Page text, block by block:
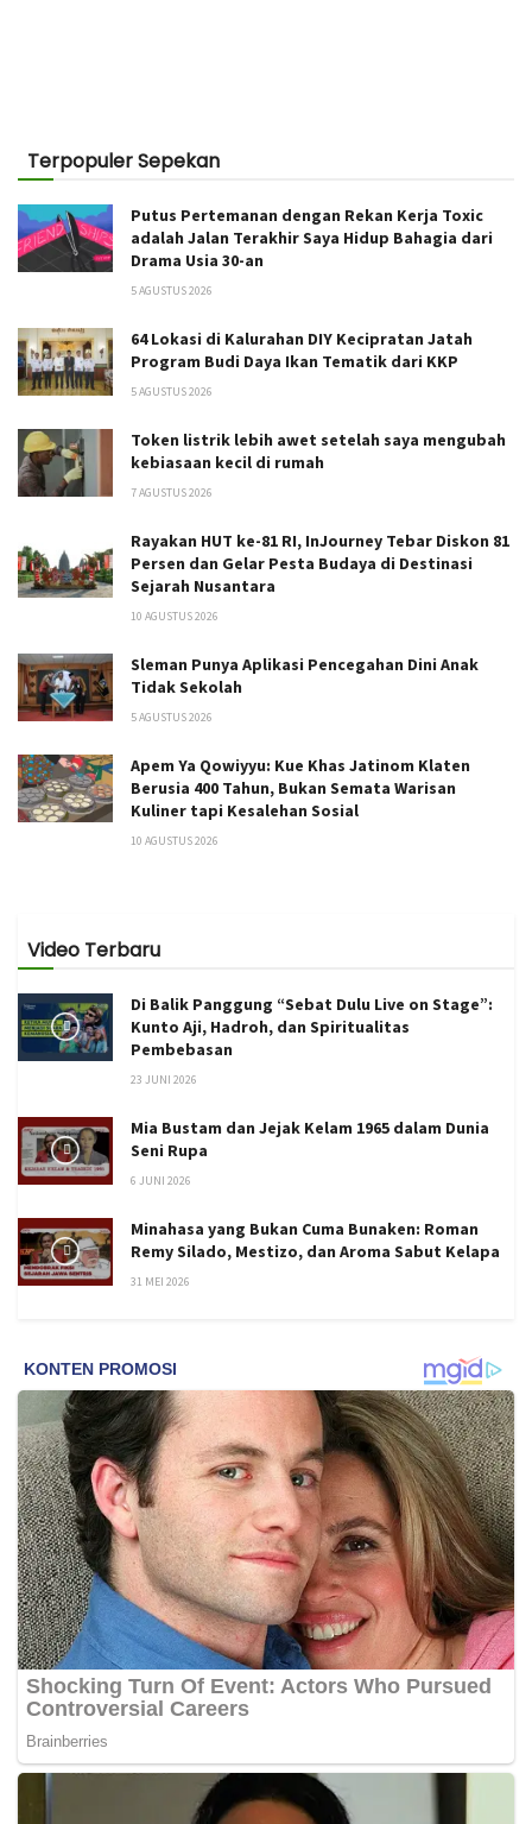
Terpopuler Sepekan
Putus Pertemanan dengan Rekan Kerja Toxic
adalah Jalan Terakhir Saya Hidup Bahagia dari
Drama Usia 30-an
5 AGUSTUS 2026
64 Lokasi di Kalurahan DIY Kecipratan Jatah
Program Budi Daya Ikan Tematik dari KKP
5 AGUSTUS 2026
Token listrik lebih awet setelah saya mengubah
kebiasaan kecil di rumah
7 AGUSTUS 2026
Rayakan HUT ke-81 RI, InJourney Tebar Diskon 81
Persen dan Gelar Pesta Budaya di Destinasi
Sejarah Nusantara
10 AGUSTUS 2026
Sleman Punya Aplikasi Pencegahan Dini Anak
Tidak Sekolah
5 AGUSTUS 2026
Apem Ya Qowiyyu: Kue Khas Jatinom Klaten
Berusia 400 Tahun, Bukan Semata Warisan
Kuliner tapi Kesalehan Sosial
10 AGUSTUS 2026
Video Terbaru
Di Balik Panggung “Sebat Dulu Live on Stage”:
Kunto Aji, Hadroh, dan Spiritualitas
Pembebasan
23 JUNI 2026
Mia Bustam dan Jejak Kelam 1965 dalam Dunia
Seni Rupa
6 JUNI 2026
Minahasa yang Bukan Cuma Bunaken: Roman
Remy Silado, Mestizo, dan Aroma Sabut Kelapa
31 MEI 2026